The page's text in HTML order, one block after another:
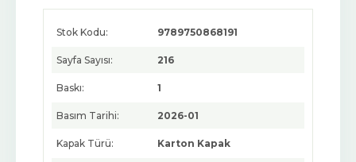
Stok Kodu: 9789750868191
Sayfa Sayısı: 216
Baskı: 1
Basım Tarihi: 2026-01
Kapak Türü: Karton Kapak